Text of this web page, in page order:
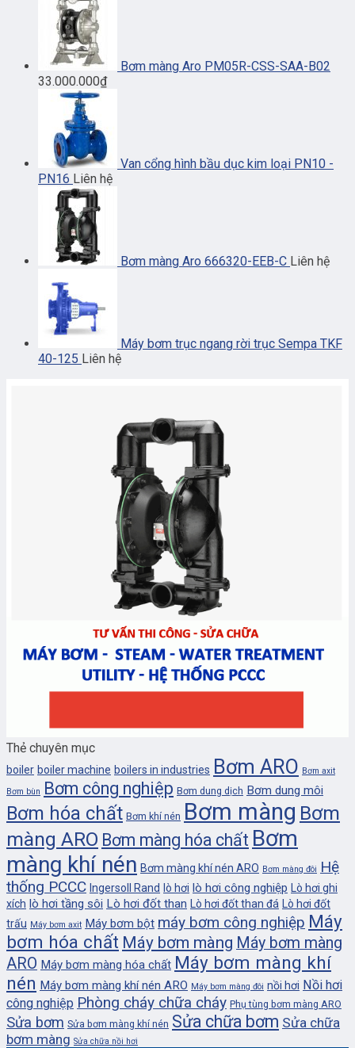
Bơm màng Aro PM05R-CSS-SAA-B02
33.000.000₫
Van cổng hình bầu dục kim loại PN10 -
PN16 Liên hệ
Bơm màng Aro 666320-EEB-C Liên hệ
Máy bơm trục ngang rời trục Sempa TKF
40-125 Liên hệ
Thẻ chuyên mục
boiler boiler machine boilers in industries Bơm ARO Bơm axit
Bơm bùn Bơm công nghiệp Bơm dung dịch Bơm dung môi
Bơm hóa chất Bơm khí nén Bơm màng Bơm
màng ARO Bơm màng hóa chất Bơm
màng khí nén Bơm màng khí nén ARO Bơm màng đôi Hệ
thống PCCC Ingersoll Rand lò hơi lò hơi công nghiệp
Lò hơi ghi
xích lò hơi tầng sôi Lò hơi đốt than Lò hơi đốt than đá
Lò hơi đốt
trấu Máy bơm axit Máy bơm bột máy bơm công nghiệp Máy
bơm hóa chất Máy bơm màng Máy bơm màng
ARO Máy bơm màng hóa chất Máy bơm màng khí
nén Máy bơm màng khí nén ARO Máy bơm màng đôi nồi hơi Nồi hơi
công nghiệp Phòng cháy chữa cháy Phụ tùng bơm màng ARO
Sửa bơm Sửa bơm màng khí nén Sửa chữa bơm Sửa chữa
bơm màng Sửa chữa nồi hơi